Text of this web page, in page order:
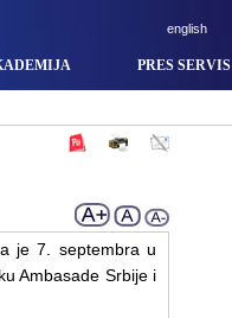
english
PRES SERVIS
je 7. septembra u
Ambasade Srbije i